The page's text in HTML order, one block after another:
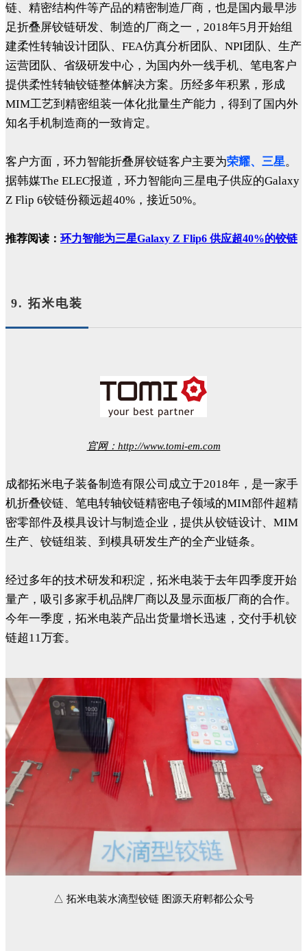
链、精密结构件等产品的精密制造厂商，也是国内最早涉
足折叠屏铰链研发、制造的厂商之一，2018年5月开始组
建柔性转轴设计团队、FEA仿真分析团队、NPI团队、生产
运营团队、省级研发中心，为国内外一线手机、笔电客户
提供柔性转轴铰链整体解决方案。历经多年积累，形成
MIM工艺到精密组装一体化批量生产能力，得到了国内外
知名手机制造商的一致肯定。
客户方面，环力智能折叠屏铰链客户主要为荣耀、三星。
据韩媒The ELEC报道，环力智能向三星电子供应的Galaxy
Z Flip 6铰链份额远超40%，接近50%。
推荐阅读： 环力智能为三星Galaxy Z Flip6 供应超40%的铰链
9. 拓米电装
官网：http://www.tomi-em.com
成都拓米电子装备制造有限公司成立于2018年，是一家手
机折叠铰链、笔电转轴铰链精密电子领域的MIM部件超精
密零部件及模具设计与制造企业，提供从铰链设计、MIM
生产、铰链组装、到模具研发生产的全产业链条。
经过多年的技术研发和积淀，拓米电装于去年四季度开始
量产，吸引多家手机品牌厂商以及显示面板厂商的合作。
今年一季度，拓米电装产品出货量增长迅速，交付手机铰
链超11万套。
△ 拓米电装水滴型铰链 图源天府郫都公众号